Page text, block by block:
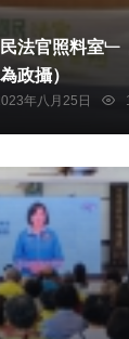
法官照料室﹂
政攝）
年八月25日